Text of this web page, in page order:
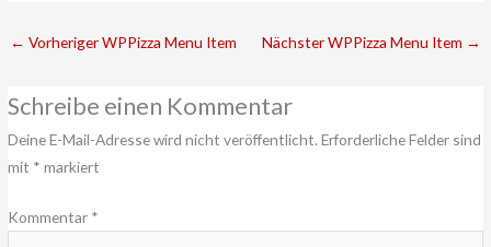
← Vorheriger WPPizza Menu Item Nächster WPPizza Menu Item →
Schreibe einen Kommentar
Deine E-Mail-Adresse wird nicht veröffentlicht. Erforderliche Felder sind
mit * markiert
Kommentar *